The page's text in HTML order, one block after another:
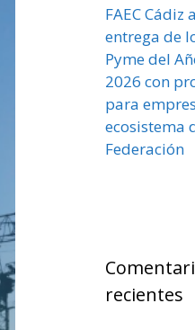
FAEC Cádiz
entrega de
Pyme del
2026 con
para
ecosistema
Federación
recientes